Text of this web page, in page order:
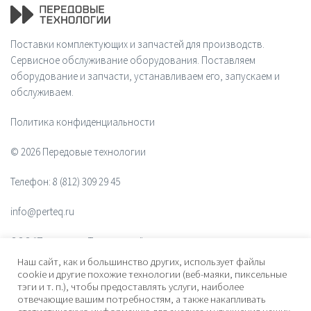
Поставки комплектующих и запчастей для производств.
Сервисное обслуживание оборудования. Поставляем
оборудование и запчасти, устанавливаем его, запускаем и
обслуживаем.
Политика конфиденциальности
© 2026 Передовые технологии
Телефон: 8 (812) 309 29 45
info@perteq.ru
ООО "Передовые Технологии"
ОГРН 1117847072628
Почтовый индекс 196006
Наш сайт, как и большинство других, использует файлы
cookie и другие похожие технологии (веб-маяки, пиксельные
тэги и т. п.), чтобы предоставлять услуги, наиболее
отвечающие вашим потребностям, а также накапливать